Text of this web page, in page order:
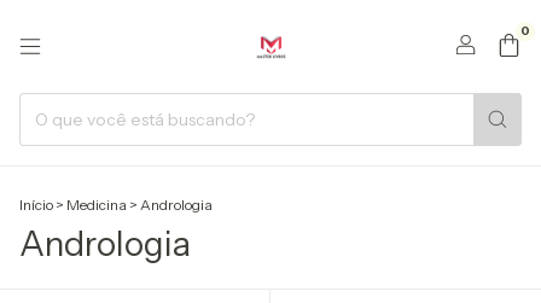
0
Início > Medicina > Andrologia
Andrologia